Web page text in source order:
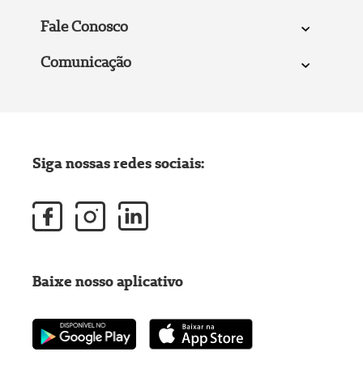
Fale Conosco
Comunicação
Siga nossas redes sociais:
Baixe nosso aplicativo